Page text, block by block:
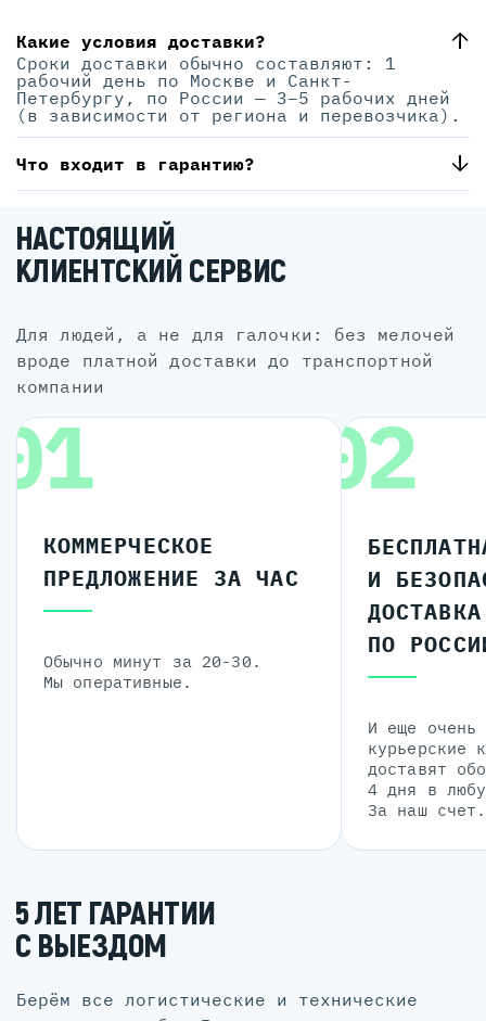
Какие условия доставки?
Сроки доставки обычно составляют: 1
рабочий день по Москве и Санкт-
Петербургу, по России — 3–5 рабочих дней
(в зависимости от региона и перевозчика).
Что входит в гарантию?
НАСТОЯЩИЙ
КЛИЕНТСКИЙ СЕРВИС
для людей, а не для галочки: без мелочей
вроде платной доставки до транспортной
компании
КОММЕРЧЕСКОЕ
ПРЕДЛОЖЕНИЕ ЗА ЧАС
Обычно минут за 20-30.
Мы оперативные.
02
И
ДОСТАВКА
ПО
И еще очень
курьерские
доставят
4 дня в
За наш счет.
5 ЛЕТ ГАРАНТИИ
С ВЫЕЗДОМ
Берём все логистические и технические